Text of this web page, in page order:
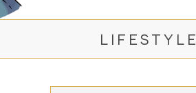
LIFESTYLE